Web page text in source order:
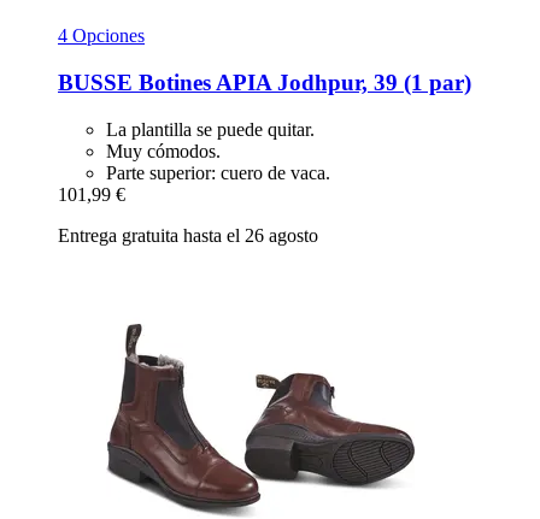
4 Opciones
BUSSE Botines APIA Jodhpur, 39 (1 par)
La plantilla se puede quitar.
Muy cómodos.
Parte superior: cuero de vaca.
101,99 €
Entrega gratuita hasta el 26 agosto